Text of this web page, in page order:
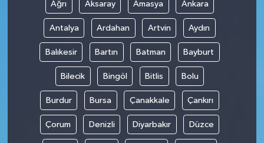
Ağrı Aksaray Amasya Ankara
Antalya Ardahan Artvin Aydın
Balıkesir Bartın Batman Bayburt
Bilecik Bingöl Bitlis Bolu
Burdur Bursa Çanakkale Çankırı
Çorum Denizli Diyarbakır Düzce